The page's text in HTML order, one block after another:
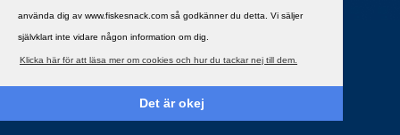
använda dig av www.fiskesnack.com så godkänner du detta. Vi säljer
självklart inte vidare någon information om dig.
Klicka här för att läsa mer om cookies och hur du tackar nej till dem.
Det är okej